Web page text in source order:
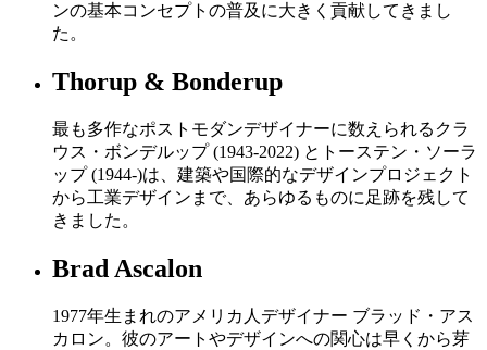
ンの基本コンセプトの普及に大きく貢献してきまし
た。
Thorup & Bonderup
最も多作なポストモダンデザイナーに数えられるクラ
ウス・ボンデルップ (1943-2022) とトーステン・ソーラ
ップ (1944-)は、建築や国際的なデザインプロジェクト
から工業デザインまで、あらゆるものに足跡を残して
きました。
Brad Ascalon
1977年生まれのアメリカ人デザイナー ブラッド・アス
カロン。彼のアートやデザインへの関心は早くから芽